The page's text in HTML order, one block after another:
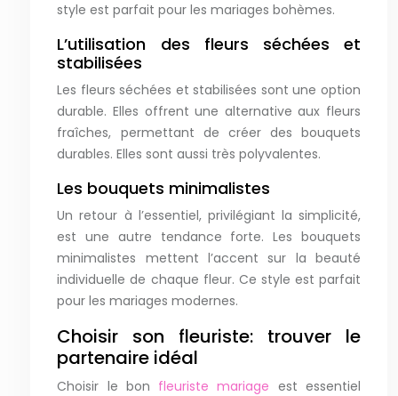
style est parfait pour les mariages bohèmes.
L’utilisation des fleurs séchées et
stabilisées
Les fleurs séchées et stabilisées sont une option
durable. Elles offrent une alternative aux fleurs
fraîches, permettant de créer des bouquets
durables. Elles sont aussi très polyvalentes.
Les bouquets minimalistes
Un retour à l’essentiel, privilégiant la simplicité,
est une autre tendance forte. Les bouquets
minimalistes mettent l’accent sur la beauté
individuelle de chaque fleur. Ce style est parfait
pour les mariages modernes.
Choisir son fleuriste: trouver le
partenaire idéal
Choisir le bon fleuriste mariage est essentiel